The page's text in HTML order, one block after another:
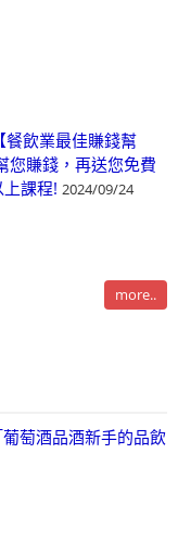
餐飲業最佳賺錢幫
您賺錢，再送您免費
課程! 2024/09/24
more..
葡萄酒品酒新手的品飲